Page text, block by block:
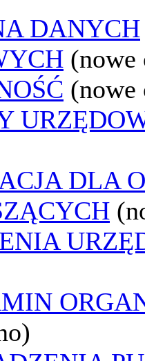
DANYCH
(nowe
(nowe
DLA